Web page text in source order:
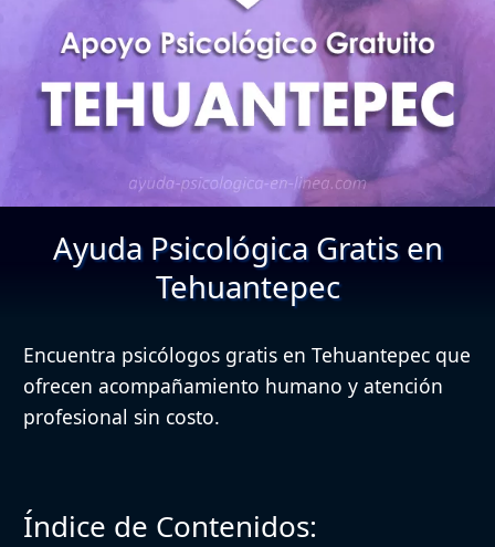
Ayuda Psicológica Gratis en
Tehuantepec
Encuentra psicólogos gratis en Tehuantepec que
ofrecen acompañamiento humano y atención
profesional sin costo.
Índice de Contenidos: